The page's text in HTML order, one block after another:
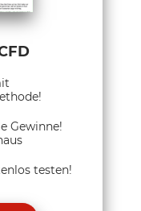
Gewinne!
testen!